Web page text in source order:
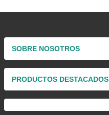
SOBRE NOSOTROS
PRODUCTOS DESTACADOS